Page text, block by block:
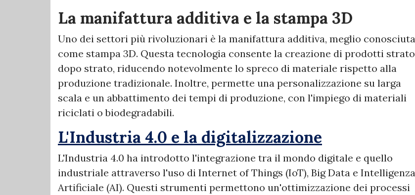
La manifattura additiva e la stampa 3D
Uno dei settori più rivoluzionari è la manifattura additiva, meglio conosciuta
come stampa 3D. Questa tecnologia consente la creazione di prodotti strato
dopo strato, riducendo notevolmente lo spreco di materiale rispetto alla
produzione tradizionale. Inoltre, permette una personalizzazione su larga
scala e un abbattimento dei tempi di produzione, con l'impiego di materiali
riciclati o biodegradabili.
L'Industria 4.0 e la digitalizzazione
L'Industria 4.0 ha introdotto l'integrazione tra il mondo digitale e quello
industriale attraverso l'uso di Internet of Things (IoT), Big Data e Intelligenza
Artificiale (AI). Questi strumenti permettono un'ottimizzazione dei processi